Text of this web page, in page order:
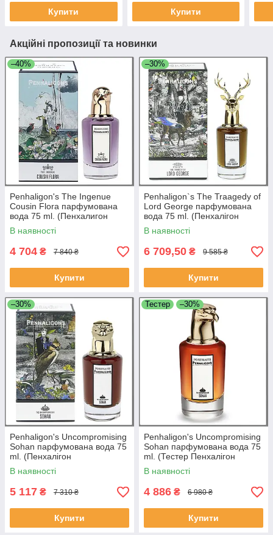
Купити Купити
Акційні пропозиції та новинки
–40%
Penhaligon's The Ingenue
Cousin Flora парфумована
вода 75 ml. (Пенхалигон
Кузіна Флора)
В наявності
4 704 ₴ 7 840 ₴
Купити
–30%
Penhaligon`s The Traagedy of
Lord George парфумована
вода 75 ml. (Пенхалігон
кардіолог лорда Джорджа)
В наявності
6 709,50 ₴ 9 585 ₴
Купити
–30%
Penhaligon's Uncompromising
Sohan парфумована вода 75
ml. (Пенхалігон
Безкомпромісний Сохан)
В наявності
5 117 ₴ 7 310 ₴
Купити
Тестер –30%
Penhaligon's Uncompromising
Sohan парфумована вода 75
ml. (Тестер Пенхалігон
Безкомпромісний Сохан)
В наявності
4 886 ₴ 6 980 ₴
Купити